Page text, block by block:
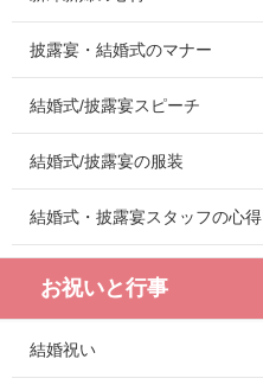
披露宴・結婚式のマナー
結婚式/披露宴スピーチ
結婚式/披露宴の服装
結婚式・披露宴スタッフの心得
お祝いと行事
結婚祝い